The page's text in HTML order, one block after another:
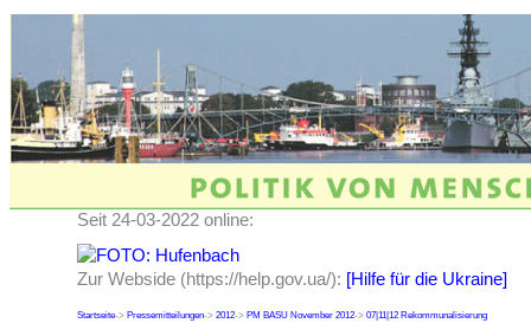
Seit 24-03-2022 online:
Zur Webside (https://help.gov.ua/): [Hilfe für die Ukraine]
Startseite-> Pressemitteilungen-> 2012-> PM BASU November 2012-> 07|11|12 Rekommunalisierung